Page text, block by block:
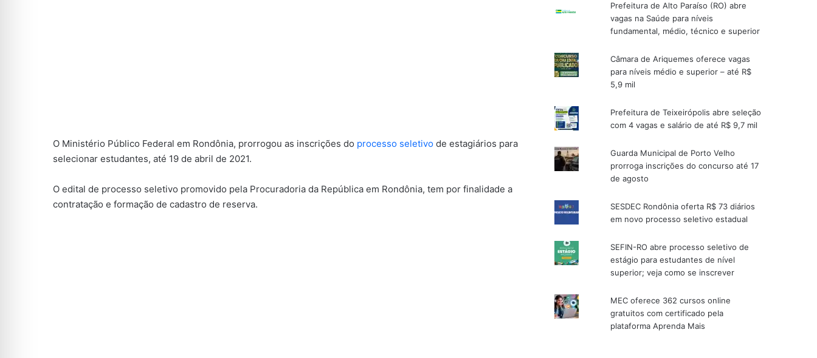
O Ministério Público Federal em Rondônia, prorrogou as inscrições do processo seletivo de estagiários para
selecionar estudantes, até 19 de abril de 2021.
O edital de processo seletivo promovido pela Procuradoria da República em Rondônia, tem por finalidade a
contratação e formação de cadastro de reserva.
Prefeitura de Alto Paraíso (RO) abre
vagas na Saúde para níveis
fundamental, médio, técnico e superior
Câmara de Ariquemes oferece vagas
para níveis médio e superior – até R$
5,9 mil
Prefeitura de Teixeirópolis abre seleção
com 4 vagas e salário de até R$ 9,7 mil
Guarda Municipal de Porto Velho
prorroga inscrições do concurso até 17
de agosto
SESDEC Rondônia oferta R$ 73 diários
em novo processo seletivo estadual
SEFIN-RO abre processo seletivo de
estágio para estudantes de nível
superior; veja como se inscrever
MEC oferece 362 cursos online
gratuitos com certificado pela
plataforma Aprenda Mais